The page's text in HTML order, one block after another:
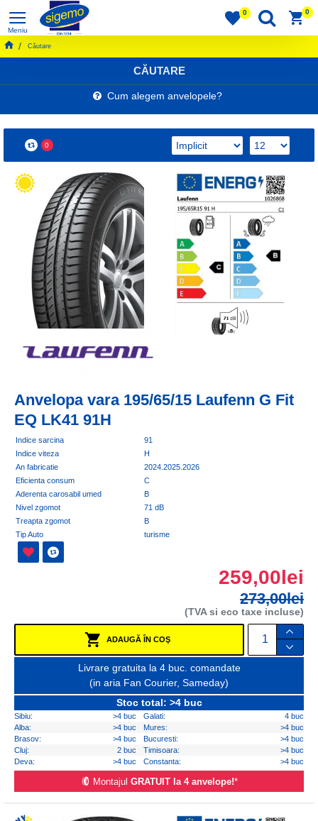
0 0
Căutare
CĂUTARE
Cum alegem anvelopele?
0
Anvelopa vara 195/65/15 Laufenn G Fit
EQ LK41 91H
Indice sarcina
91
Indice viteza
H
An fabricatie
2024.2025.2026
Eficienta consum
C
Aderenta carosabil umed
B
Nivel zgomot
71 dB
Treapta zgomot
B
Tip Auto
turisme
259,00lei
273,00lei
(TVA si eco taxe incluse)
ADAUGĂ ÎN COŞ
Livrare gratuita la 4 buc. comandate
(in aria Fan Courier, Sameday)
Stoc total: >4 buc
Sibiu: >4 buc Galati:
4 buc
Alba:
>4 buc Mures:
>4 buc
Brasov:
>4 buc Bucuresti:
>4 buc
Cluj:
2 buc Timisoara:
>4 buc
Deva:
>4 buc Constanta: >4 buc
Montajul GRATUIT la 4 anvelope!*